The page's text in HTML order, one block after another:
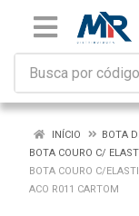
INÍCIO
BOTA
BOTA COURO C/
BOTA COURO C/
ACO R011 CARTOM